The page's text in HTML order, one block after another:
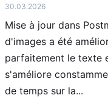
30.03.2026
Mise à jour dans
d'images a été
parfaitement le texte
s'améliore
de temps sur la...